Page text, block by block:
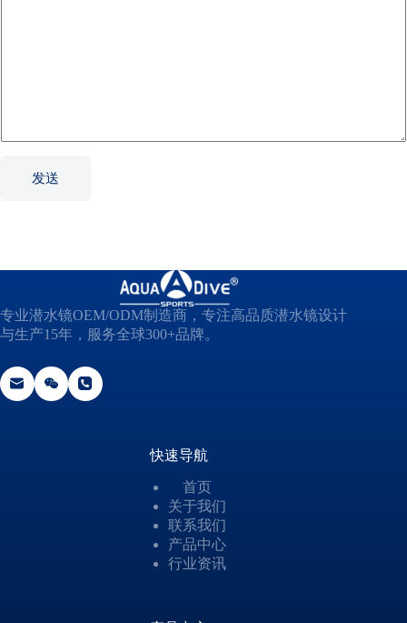
发送
专业潜水镜OEM/ODM制造商，专注高品质潜水镜设计
与生产15年，服务全球300+品牌。
快速导航
首页
关于我们
联系我们
产品中心
行业资讯